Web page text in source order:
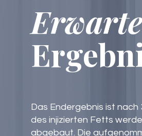
Das Endergebnis ist nach
des injizierten Fetts
abgebaut. Die